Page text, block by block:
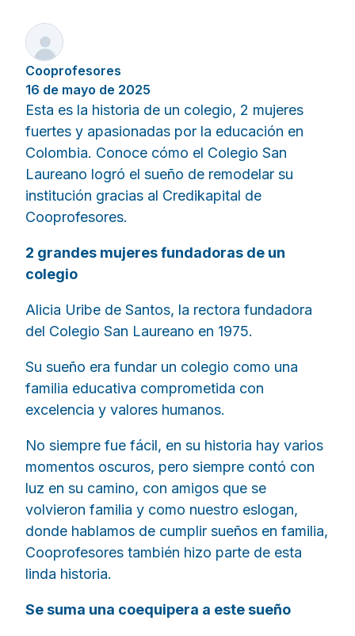
Cooprofesores
16 de mayo de 2025
Esta es la historia de un colegio, 2 mujeres
fuertes y apasionadas por la educación en
Colombia. Conoce cómo el Colegio San
Laureano logró el sueño de remodelar su
institución gracias al Credikapital de
Cooprofesores.
2 grandes mujeres fundadoras de un
colegio
Alicia Uribe de Santos, la rectora fundadora
del Colegio San Laureano en 1975.
Su sueño era fundar un colegio como una
familia educativa comprometida con
excelencia y valores humanos.
No siempre fue fácil, en su historia hay varios
momentos oscuros, pero siempre contó con
luz en su camino, con amigos que se
volvieron familia y como nuestro eslogan,
donde hablamos de cumplir sueños en familia,
Cooprofesores también hizo parte de esta
linda historia.
Se suma una coequipera a este sueño